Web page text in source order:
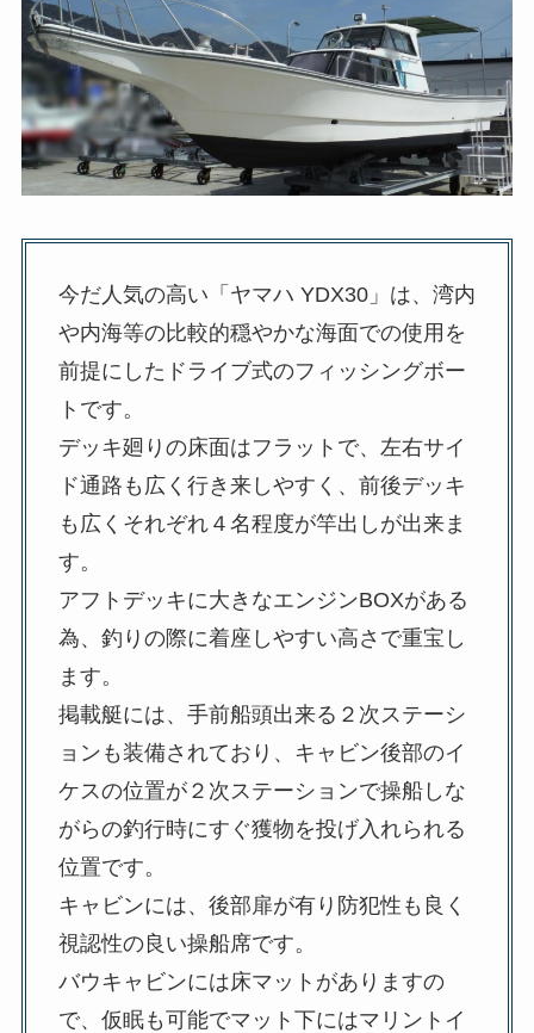
今だ人気の高い「ヤマハ YDX30」は、湾内
や内海等の比較的穏やかな海面での使用を
前提にしたドライブ式のフィッシングボー
トです。
デッキ廻りの床面はフラットで、左右サイ
ド通路も広く行き来しやすく、前後デッキ
も広くそれぞれ４名程度が竿出しが出来ま
す。
アフトデッキに大きなエンジンBOXがある
為、釣りの際に着座しやすい高さで重宝し
ます。
掲載艇には、手前船頭出来る２次ステーシ
ョンも装備されており、キャビン後部のイ
ケスの位置が２次ステーションで操船しな
がらの釣行時にすぐ獲物を投げ入れられる
位置です。
キャビンには、後部扉が有り防犯性も良く
視認性の良い操船席です。
バウキャビンには床マットがありますの
で、仮眠も可能でマット下にはマリントイ